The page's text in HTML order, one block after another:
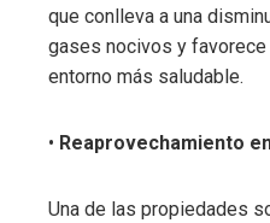
que conlleva a una
gases nocivos y
entorno más saludable.
• Reaprovechamiento
Una de las propiedades